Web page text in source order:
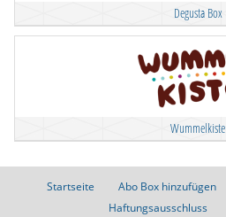
Degusta Box
Wummelkiste
Startseite Abo Box hinzufügen
Haftungsausschluss